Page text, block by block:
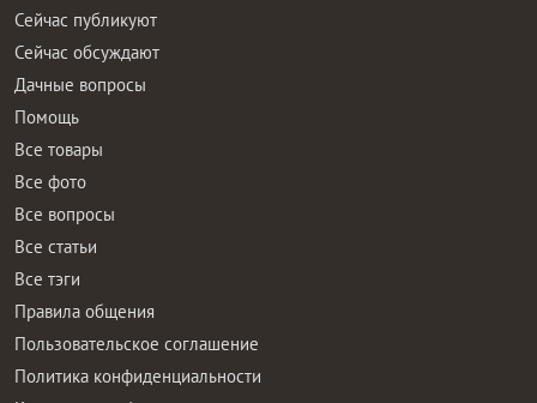
Сейчас публикуют
Сейчас обсуждают
Дачные вопросы
Помощь
Все товары
Все фото
Все вопросы
Все статьи
Все тэги
Правила общения
Пользовательское соглашение
Политика конфиденциальности